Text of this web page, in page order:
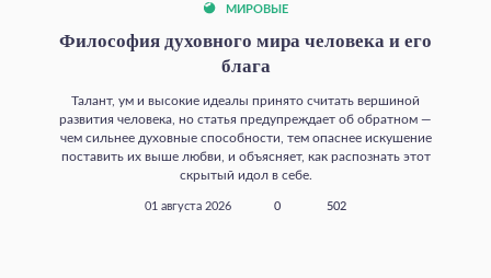
МИРОВЫЕ
Философия духовного мира человека и его
блага
Талант, ум и высокие идеалы принято считать вершиной
развития человека, но статья предупреждает об обратном —
чем сильнее духовные способности, тем опаснее искушение
поставить их выше любви, и объясняет, как распознать этот
скрытый идол в себе.
01 августа 2026 0 502